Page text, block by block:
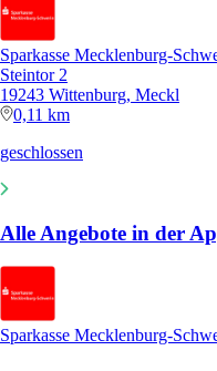
Sparkasse Mecklenburg-
Steintor 2
19243 Wittenburg, Meckl
0,11 km
geschlossen
Alle Angebote in der
Sparkasse Mecklenburg-